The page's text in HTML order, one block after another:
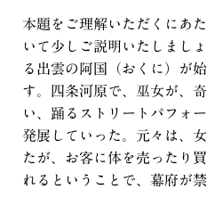
本題をご理解いただくにあ
いて少しご説明いたしまし
る出雲の阿国（おくに）が
す。四条河原で、巫女が、
い、踊るストリートパフォ
発展していった。元々は、
たが、お客に体を売ったり
れるということで、幕府が